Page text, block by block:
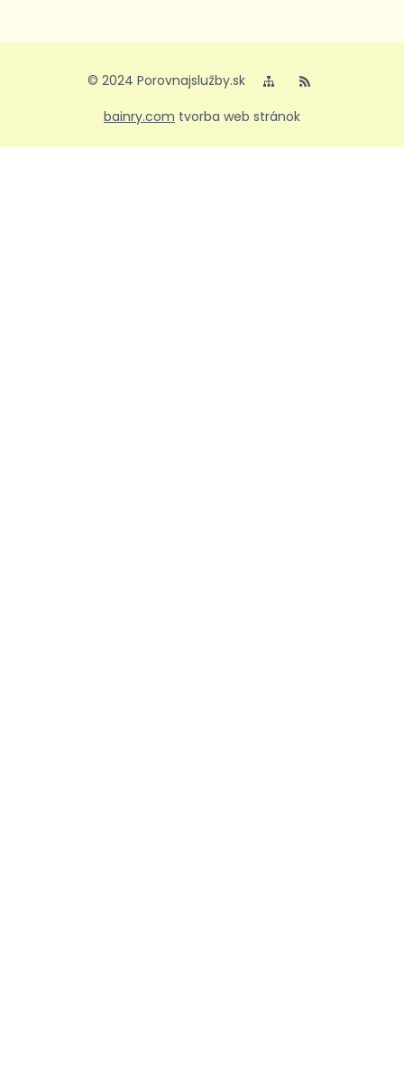
© 2024 Porovnajslužby.sk
bainry.com tvorba web stránok